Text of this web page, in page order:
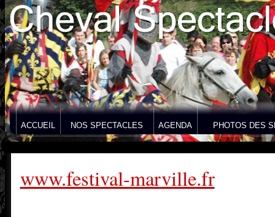
ACCUEIL NOS SPECTACLES AGENDA PHOTOS DES
www.festival-marville.fr